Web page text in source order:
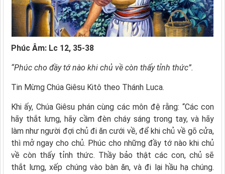
Phúc Âm: Lc 12, 35-38
“Phúc cho đầy tớ nào khi chủ về còn thấy tỉnh thức”.
Tin Mừng Chúa Giêsu Kitô theo Thánh Luca.
Khi ấy, Chúa Giêsu phán cùng các môn đệ rằng: “Các con
hãy thắt lưng, hãy cầm đèn cháy sáng trong tay, và hãy
làm như người đợi chủ đi ăn cưới về, để khi chủ về gõ cửa,
thì mở ngay cho chủ. Phúc cho những đầy tớ nào khi chủ
về còn thấy tỉnh thức. Thầy bảo thật các con, chủ sẽ
thắt lưng, xếp chúng vào bàn ăn, và đi lại hầu hạ chúng.